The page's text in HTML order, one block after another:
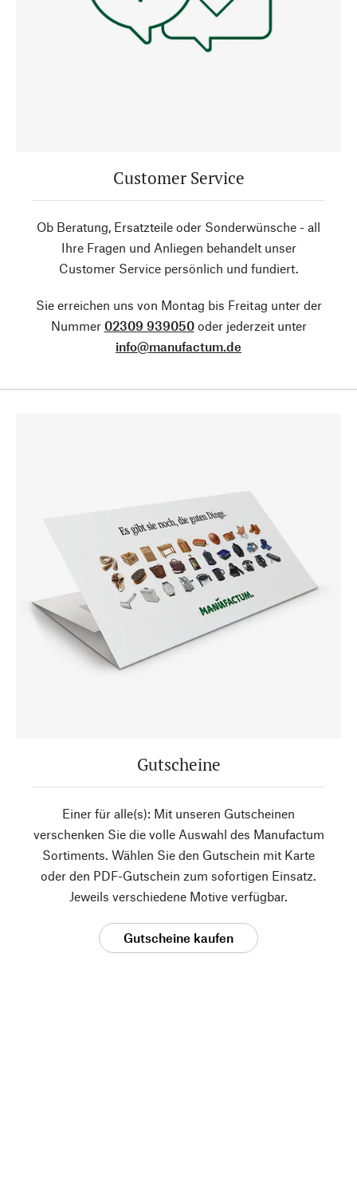
Customer Service
Ob Beratung, Ersatzteile oder Sonderwünsche - all
Ihre Fragen und Anliegen behandelt unser
Customer Service persönlich und fundiert.
Sie erreichen uns von Montag bis Freitag unter der
Nummer 02309 939050oder jederzeit unter
info@manufactum.de
Gutscheine
Einer für alle(s): Mit unseren Gutscheinen
verschenken Sie die volle Auswahl des Manufactum
Sortiments. Wählen Sie den Gutschein mit Karte
oder den PDF-Gutschein zum sofortigen Einsatz.
Jeweils verschiedene Motive verfügbar.
Gutscheine kaufen